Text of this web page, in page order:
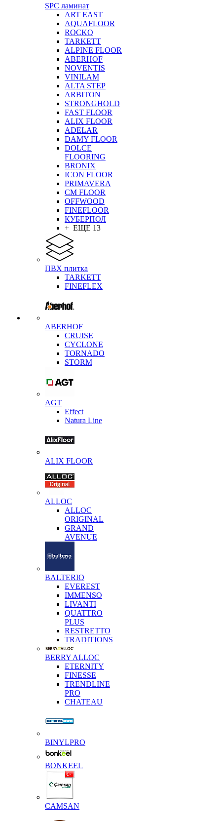
SPC ламинат
ART EAST
AQUAFLOOR
ROCKO
TARKETT
ALPINE FLOOR
ABERHOF
NOVENTIS
VINILAM
ALTA STEP
ARBITON
STRONGHOLD
FAST FLOOR
ALIX FLOOR
ADELAR
DAMY FLOOR
DOLCE
FLOORING
BRONIX
ICON FLOOR
PRIMAVERA
CM FLOOR
OFFWOOD
FINEFLOOR
КУБЕРПОЛ
+ ЕЩЕ 13
ПВХ плитка
TARKETT
FINEFLEX
ABERHOF
CRUISE
CYCLONE
TORNADO
STORM
AGT
Effect
Natura Line
ALIX FLOOR
ALLOC
ALLOC
ORIGINAL
GRAND
AVENUE
BALTERIO
EVEREST
IMMENSO
LIVANTI
QUATTRO
PLUS
RESTRETTO
TRADITIONS
BERRY ALLOC
ETERNITY
FINESSE
TRENDLINE
PRO
CHATEAU
BINYLPRO
BONKEEL
CAMSAN